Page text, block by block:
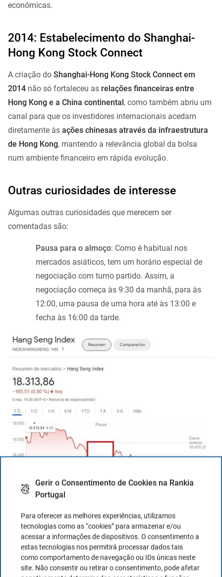
Gerir o Consentimento de Cookies na Rankia
Portugal
Para oferecer as melhores experiências, utilizamos
tecnologias como as “cookies” para armazenar e/ou
acessar a informações de dispositivos. O consentimento a
estas tecnologias nos permitirá processar dados tais
como comportamento de navegação ou IDs únicas neste
site. Não consentir ou retirar o consentimento, pode afetar
económicas.
2014: Estabelecimento do Shanghai-
Hong Kong Stock Connect
A criação do Shanghai-Hong Kong Stock Connect em
2014 não só fortaleceu as relações financeiras entre
Hong Kong e a China continental , como também abriu um
canal para que os investidores internacionais acedam
diretamente às ações chinesas através da infraestrutura
de Hong Kong, mantendo a relevância global da bolsa
num ambiente financeiro em rápida evolução.
Outras curiosidades de interesse
Algumas outras curiosidades que merecem ser
comentadas são:
Pausa para o almoço: Como é habitual nos
mercados asiáticos, tem um horário especial de
negociação com turno partido. Assim, a
negociação começa às 9:30 da manhã, para às
12:00, uma pausa de uma hora até às 13:00 e
fecha às 16:00 da tarde.
Exemplo de pausa para almoço na Hong Kong Stock
Exchange
Influência chinesa:Devido à sua proximidade com